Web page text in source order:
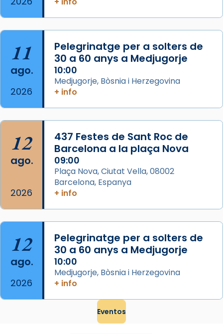
Segons el llibre dels Fets (12,2) fou el primer
apòstol màrtir, decapitat a Jerusalem per
Herodes Agripa (vers l'any 44).
Patró de Galícia, després de les invasions
musulmanes fou venerat com a patró dels
Regnes castellans i més tard de tota
Espanya.
View on Facebook · Share
11
ago.
2026
Pelegrinatge per a solters de
30 a 60 anys a Medjugorje
10:00
Medjugorje, Bòsnia i Herzegovina
+ info
12
ago.
2026
437 Festes de Sant Roc de
Barcelona a la plaça Nova
09:00
Plaça Nova, Ciutat Vella, 08002
Barcelona, Espanya
+ info
12
ago.
2026
Pelegrinatge per a solters de
30 a 60 anys a Medjugorje
10:00
Medjugorje, Bòsnia i Herzegovina
+ info
Eventos